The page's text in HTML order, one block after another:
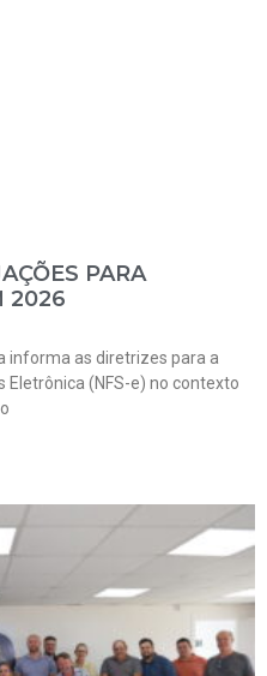
PARA
2026
informa as diretrizes para a
Eletrônica (NFS-e) no contexto